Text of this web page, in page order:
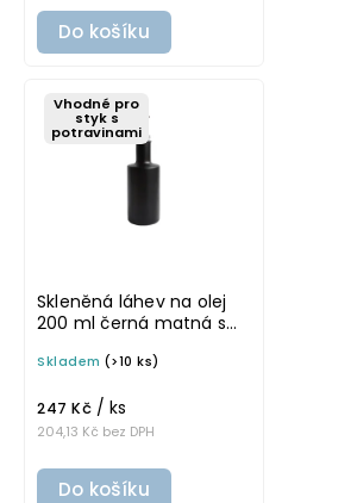
Do košíku
Vhodné pro
styk s
potravinami
Skleněná láhev na olej
200 ml černá matná s
VILO
Skladem (>10 ks)
204,13 Kč bez DPH
247 Kč / ks
Do košíku